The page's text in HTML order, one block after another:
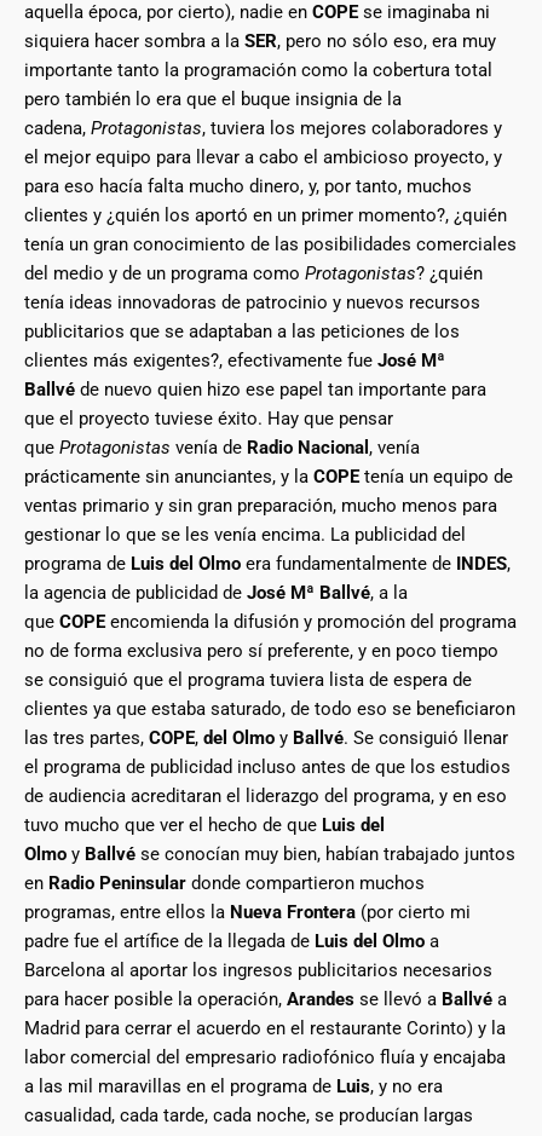
aquella época, por cierto), nadie en COPEse imaginaba ni
siquiera hacer sombra a la SER, pero no sólo eso, era muy
importante tanto la programación como la cobertura total
pero también lo era que el buque insignia de la
cadena, Protagonistas, tuviera los mejores colaboradores y
el mejor equipo para llevar a cabo el ambicioso proyecto, y
para eso hacía falta mucho dinero, y, por tanto, muchos
clientes y ¿quién los aportó en un primer momento?, ¿quién
tenía un gran conocimiento de las posibilidades comerciales
del medio y de un programa como Protagonistas? ¿quién
tenía ideas innovadoras de patrocinio y nuevos recursos
publicitarios que se adaptaban a las peticiones de los
clientes más exigentes?, efectivamente fue José Mª
Ballvé de nuevo quien hizo ese papel tan importante para
que el proyecto tuviese éxito. Hay que pensar
que Protagonistas venía de Radio Nacional , venía
prácticamente sin anunciantes, y la COPEtenía un equipo de
ventas primario y sin gran preparación, mucho menos para
gestionar lo que se les venía encima. La publicidad del
programa de Luis del Olmo era fundamentalmente de INDES,
la agencia de publicidad de José Mª Ballvé, a la
que COPEencomienda la difusión y promoción del programa
no de forma exclusiva pero sí preferente, y en poco tiempo
se consiguió que el programa tuviera lista de espera de
clientes ya que estaba saturado, de todo eso se beneficiaron
las tres partes, COPE, del Olmo y Ballvé. Se consiguió llenar
el programa de publicidad incluso antes de que los estudios
de audiencia acreditaran el liderazgo del programa, y en eso
tuvo mucho que ver el hecho de que Luis del
Olmo y Ballvé se conocían muy bien, habían trabajado juntos
en Radio Peninsular donde compartieron muchos
programas, entre ellos la Nueva Frontera (por cierto mi
padre fue el artífice de la llegada de Luis del Olmo a
Barcelona al aportar los ingresos publicitarios necesarios
para hacer posible la operación, Arandes se llevó a Ballvé a
Madrid para cerrar el acuerdo en el restaurante Corinto) y la
labor comercial del empresario radiofónico fluía y encajaba
a las mil maravillas en el programa de Luis, y no era
casualidad, cada tarde, cada noche, se producían largas